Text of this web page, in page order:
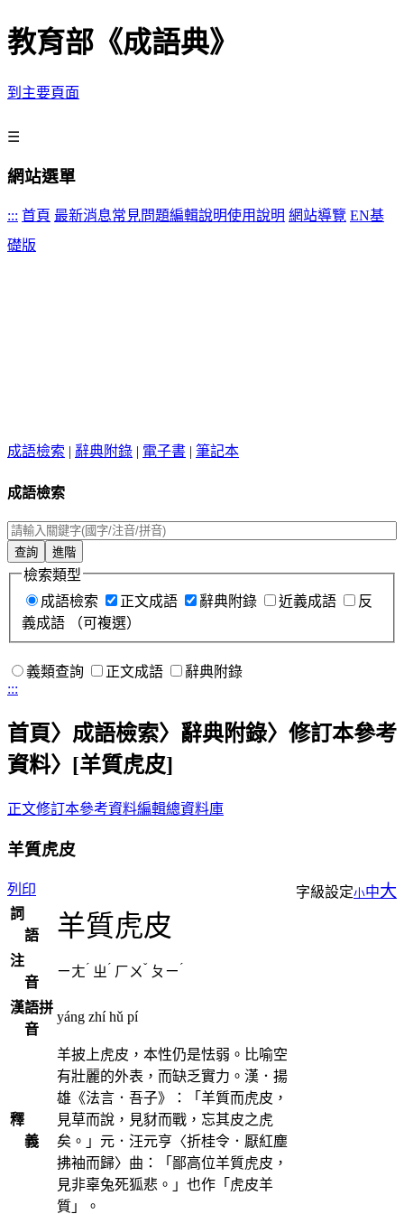
教育部《成語典》
到主要頁面
☰
網站選單
::: 首頁 最新消息常見問題編輯說明使用說明 網站導覽 EN基
礎版
成語檢索 | 辭典附錄 | 電子書 | 筆記本
成語檢索
檢索類型
成語檢索
正文成語 辭典附錄 近義成語
反
義成語 （可複選）
義類查詢 正文成語
辭典附錄
:::
首頁〉成語檢索〉辭典附錄〉修訂本參考
資料〉
[羊質虎皮]
正文修訂本參考資料編輯總資料庫
羊質虎皮
列印 字級設定小中大
詞
語
羊質虎皮
注
音
ㄧㄤˊ ㄓ ˊ ㄏㄨ ˇ ㄆㄧ ˊ
漢語拼
音
yáng zhí hǔ pí
釋
義
羊披上虎皮，本性仍是怯弱。比喻空
有壯麗的外表，而缺乏實力。漢．揚
雄《法言．吾子》：「羊質而虎皮，
見草而說，見豺而戰，忘其皮之虎
矣。」元．汪元亨〈折桂令．厭紅塵
拂袖而歸〉曲：「鄙高位羊質虎皮，
見非辜兔死狐悲。」也作「虎皮羊
質」。